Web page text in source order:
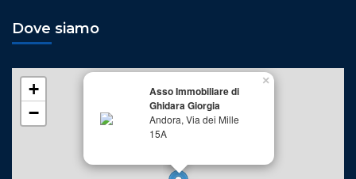
Dove siamo
Asso Immobiliare di
Ghidara Giorgia
Andora, Via dei Mille
15A
×
+
−